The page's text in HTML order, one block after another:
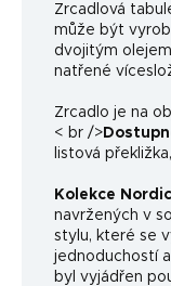
Zrcadlová
může být
dvojitým
natřené
Zrcadlo je na
< br />
listová
Kolekce
navržených v
stylu, které se
jednoduchostí
byl vyjádřen